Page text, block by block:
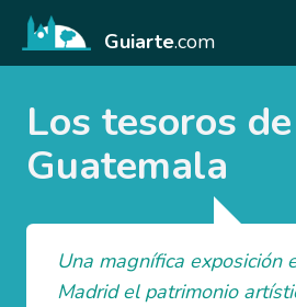
Guiarte.com
Los tesoros de
Guatemala
Una magnífica exposición
Madrid el patrimonio